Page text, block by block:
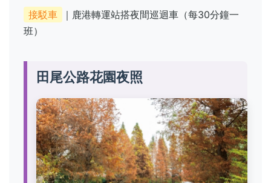
接駁車
｜鹿港轉運站搭夜間巡迴車（每30分鐘一
班）
田尾公路花園夜照